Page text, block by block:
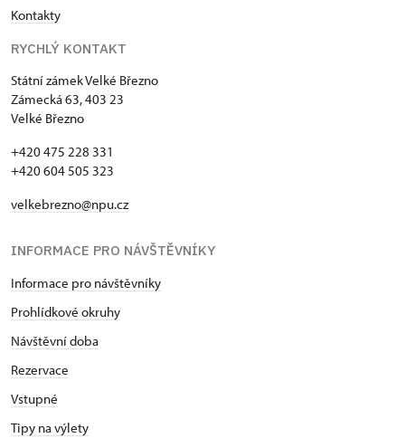
Kontakty
RYCHLÝ KONTAKT
Státní zámek Velké Březno
Zámecká 63, 403 23
Velké Březno
+420 475 228 331
+420 604 505 323
velkebrezno@npu.cz
INFORMACE PRO NÁVŠTĚVNÍKY
Informace pro návštěvníky
Prohlídkové okruhy
Návštěvní doba
Rezervace
Vstupné
Tipy na výlety